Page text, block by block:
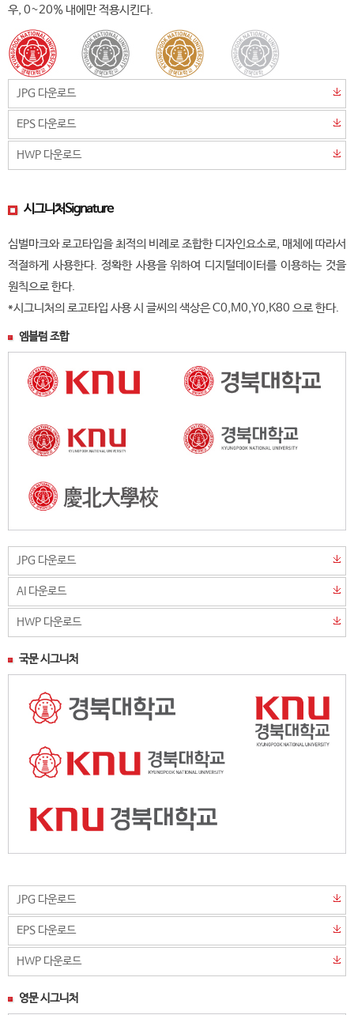
우, 0~20% 내에만 적용시킨다.
JPG 다운로드
EPS 다운로드
HWP 다운로드
시그니처Signature
심벌마크와 로고타입을 최적의 비례로 조합한 디자인요소로, 매체에 따라서
적절하게 사용한다. 정확한 사용을 위하여 디지털데이터를 이용하는 것을
원칙으로 한다.
*시그니처의 로고타입 사용 시 글씨의 색상은 C0,M0,Y0,K80 으로 한다.
엠블럼 조합
JPG 다운로드
AI 다운로드
HWP 다운로드
국문 시그니처
JPG 다운로드
EPS 다운로드
HWP 다운로드
영문 시그니처